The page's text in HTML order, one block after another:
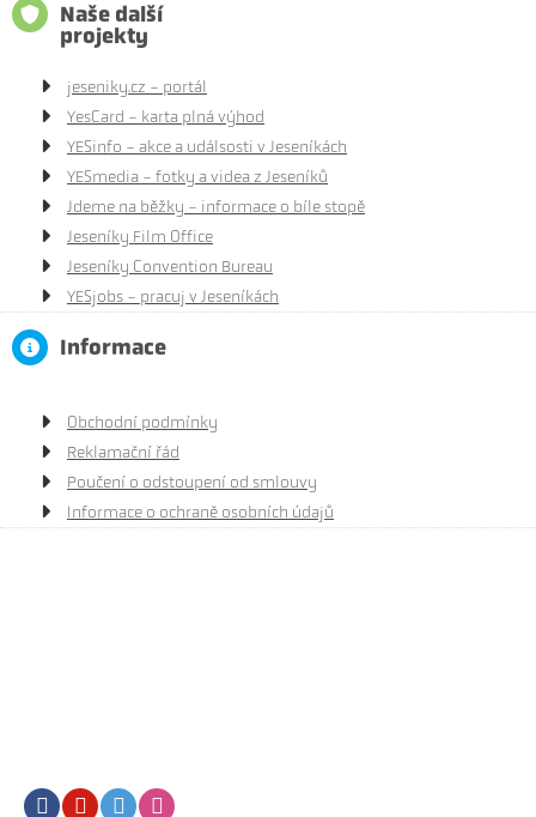
Naše další
projekty
jeseniky.cz - portál
YesCard - karta plná výhod
YESinfo - akce a událsosti v Jeseníkách
YESmedia - fotky a videa z Jeseníků
Jdeme na běžky - informace o bíle stopě
Jeseníky Film Office
Jeseníky Convention Bureau
YESjobs - pracuj v Jeseníkách
Informace
Obchodní podmínky
Reklamační řád
Poučení o odstoupení od smlouvy
Informace o ochraně osobních údajů
FacebookYoutubeTwitter